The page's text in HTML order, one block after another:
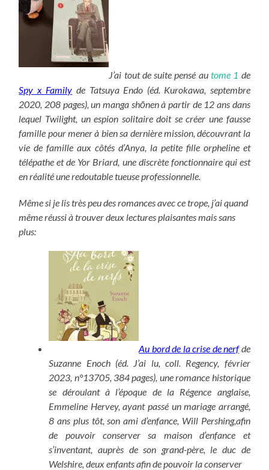
J’ai tout de suite pensé autome 1 de
Spy x Family de Tatsuya Endo (éd. Kurokawa, septembre
2020, 208 pages), un manga shōnen à partir de 12 ans dans
lequel Twilight, un espion solitaire doit se créer une fausse
famille pour mener à bien sa dernière mission, découvrant la
vie de famille aux côtés d’Anya, la petite fille orpheline et
télépathe et de Yor Briard, une discrète fonctionnaire qui est
en réalité une redoutable tueuse professionnelle.
Même si je lis très peu des romances avec ce trope, j’ai quand
même réussi à trouver deux lectures plaisantes mais sans
plus:
Au bord de la crise de nerfde
Suzanne Enoch (éd. J’ai lu, coll. Regency, février
2023, n°13705, 384 pages), une romance historique
se déroulant à l’époque de la Régence anglaise,
Emmeline Hervey, ayant passé un mariage arrangé,
8 ans plus tôt, son ami d’enfance, Will Pershing,afin
de pouvoir conserver sa maison d’enfance et
s’inventant, auprès de son grand-père, le duc de
Welshire, deux enfants afin de pouvoir la conserver